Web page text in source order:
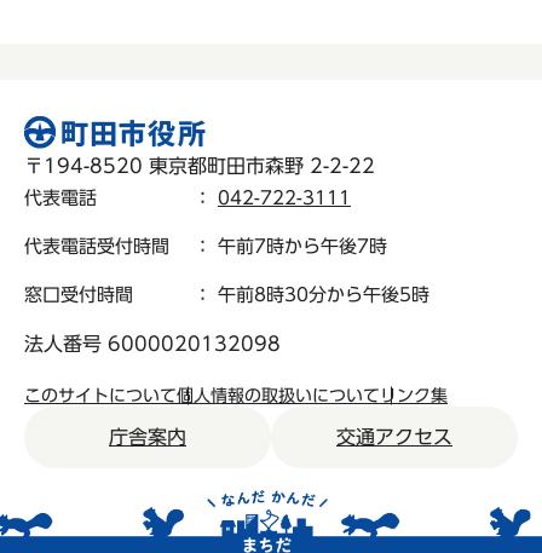
〒194-8520 東京都町田市森野 2-2-22
代表電話 ： 042-722-3111
代表電話受付時間 ： 午前7時から午後7時
窓口受付時間 ： 午前8時30分から午後5時
法人番号 6000020132098
このサイトについて個人情報の取扱いについて リンク集
庁舎案内 交通アクセス